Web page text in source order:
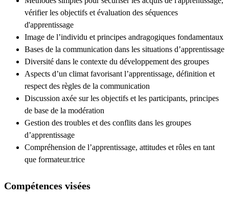
vérifier les objectifs et évaluation des séquences
d'apprentissage
Image de l’individu et principes andragogiques fondamentaux
Bases de la communication dans les situations d’apprentissage
Diversité dans le contexte du développement des groupes
Aspects d’un climat favorisant l’apprentissage, définition et
respect des règles de la communication
Discussion axée sur les objectifs et les participants, principes
de base de la modération
Gestion des troubles et des conflits dans les groupes
d’apprentissage
Compréhension de l’apprentissage, attitudes et rôles en tant
que formateur.trice
Compétences visées